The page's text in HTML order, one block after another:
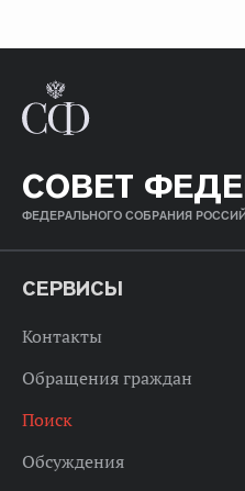
СОВЕТ
ФЕДЕРАЛЬНОГО СОБРАНИЯ
СЕРВИСЫ
Контакты
Обращения граждан
Поиск
Обсуждения